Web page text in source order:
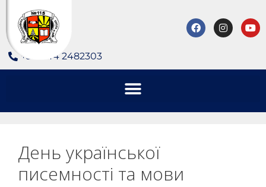
+380 44 2482303
День української
писемності та мови